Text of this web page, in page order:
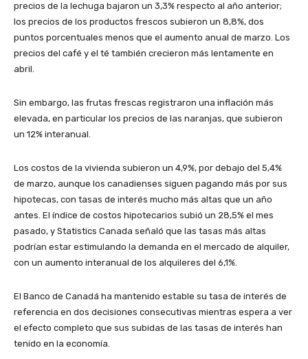
precios de la lechuga bajaron un 3,3% respecto al año anterior;
los precios de los productos frescos subieron un 8,8%, dos
puntos porcentuales menos que el aumento anual de marzo. Los
precios del café y el té también crecieron más lentamente en
abril.
Sin embargo, las frutas frescas registraron una inflación más
elevada, en particular los precios de las naranjas, que subieron
un 12% interanual.
Los costos de la vivienda subieron un 4,9%, por debajo del 5,4%
de marzo, aunque los canadienses siguen pagando más por sus
hipotecas, con tasas de interés mucho más altas que un año
antes. El índice de costos hipotecarios subió un 28,5% el mes
pasado, y Statistics Canada señaló que las tasas más altas
podrían estar estimulando la demanda en el mercado de alquiler,
con un aumento interanual de los alquileres del 6,1%.
El Banco de Canadá ha mantenido estable su tasa de interés de
referencia en dos decisiones consecutivas mientras espera a ver
el efecto completo que sus subidas de las tasas de interés han
tenido en la economía.